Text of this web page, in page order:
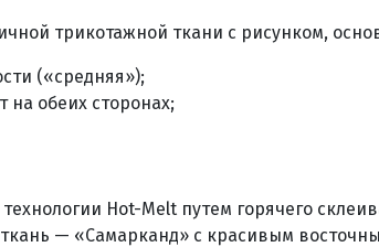
трикотажной ткани с рисунком,
(«средняя»);
обеих сторонах;
Hot-Melt путем горячего
— «Самарканд» с красивым